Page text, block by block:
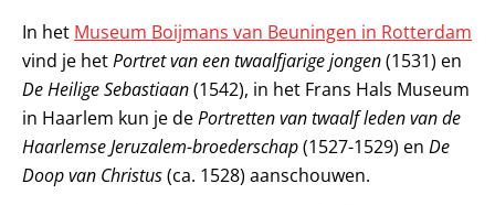
In het Museum Boijmans van Beuningen in Rotterdam
vind je hetPortret van een twaalfjarige jongen(1531) en
De Heilige Sebastiaan(1542), in het Frans Hals Museum
in Haarlem kun je dePortretten van twaalf leden van de
Haarlemse Jeruzalem-broederschap(1527-1529) en De
Doop van Christus(ca. 1528) aanschouwen.